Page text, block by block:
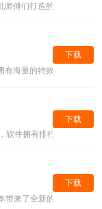
师傅们打造的手机平台
有海量的特效滤镜等美
下载
软件拥有排行榜查询，
下载
带来了全新的界面，和
下载